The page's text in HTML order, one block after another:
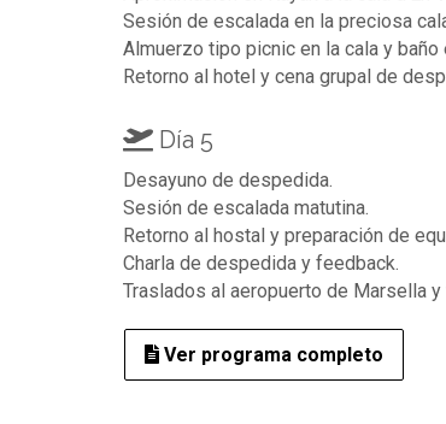
Sesión de escalada en la preciosa
Almuerzo tipo picnic en la cala y baño
Retorno al hotel y cena grupal de
Día 5
Desayuno de despedida.
Sesión de escalada matutina.
Retorno al hostal y preparación de
Charla de despedida y feedback.
Traslados al aeropuerto de Marsella y
Ver programa completo